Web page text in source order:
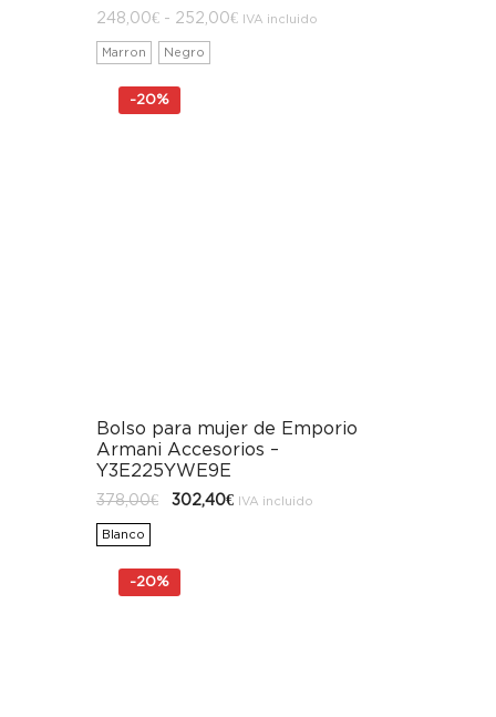
248,00€ - 252,00€Rango
IVA incluido
Marron Negro
-20%
Bolso para mujer de Emporio
Armani Accesorios –
Y3E225YWE9E
378,00€
El302,40€ElIVA incluido
Blanco
-20%